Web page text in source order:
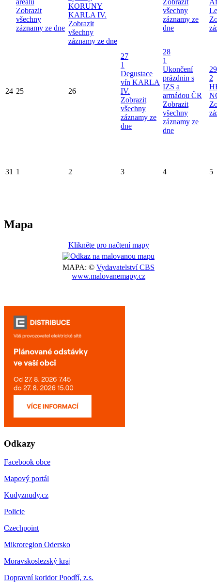
areálu
Zobrazit
všechny
záznamy ze dne
KORUNY
KARLA IV.
Zobrazit
všechny
záznamy ze dne
Zobrazit
všechny
záznamy ze
dne
24 25 26
27
1
Degustace
vín KARLA
IV.
Zobrazit
všechny
záznamy ze
dne
28
1
Ukončení
prázdnin s
IZS a
armádou ČR
Zobrazit
všechny
záznamy ze
dne
29
2
31 1 2 3 4 5
Mapa
Klikněte pro načtení mapy
MAPA: © Vydavatelství CBS
www.malovanemapy.cz
Odkazy
Facebook obce
Mapový portál
Kudyznudy.cz
Policie
Czechpoint
Mikroregion Odersko
Moravskoslezský kraj
Dopravní koridor Poodří, z.s.